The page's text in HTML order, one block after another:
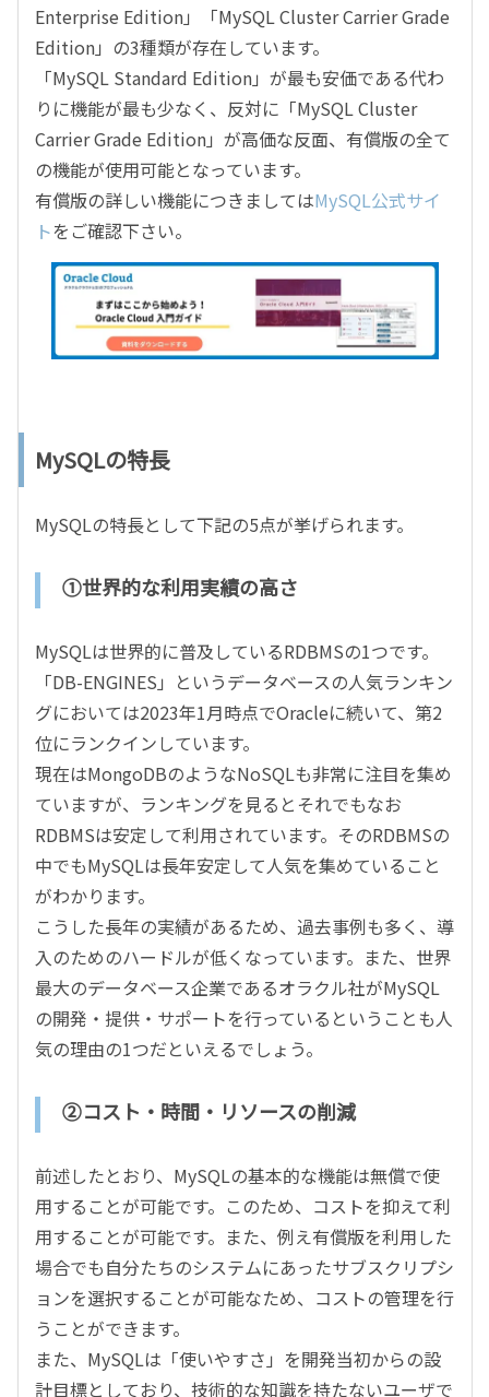
Enterprise Edition」「MySQL Cluster Carrier Grade
Edition」の3種類が存在しています。
「MySQL Standard Edition」が最も安価である代わ
りに機能が最も少なく、反対に「MySQL Cluster
Carrier Grade Edition」が高価な反面、有償版の全て
の機能が使用可能となっています。
有償版の詳しい機能につきましてはMySQL公式サイ
トをご確認下さい。
MySQLの特長
MySQLの特長として下記の5点が挙げられます。
①世界的な利用実績の高さ
MySQLは世界的に普及しているRDBMSの1つです。
「DB-ENGINES」というデータベースの人気ランキン
グにおいては2023年1月時点でOracleに続いて、第2
位にランクインしています。
現在はMongoDBのようなNoSQLも非常に注目を集め
ていますが、ランキングを見るとそれでもなお
RDBMSは安定して利用されています。そのRDBMSの
中でもMySQLは長年安定して人気を集めていること
がわかります。
こうした長年の実績があるため、過去事例も多く、導
入のためのハードルが低くなっています。また、世界
最大のデータベース企業であるオラクル社がMySQL
の開発・提供・サポートを行っているということも人
気の理由の1つだといえるでしょう。
②コスト・時間・リソースの削減
前述したとおり、MySQLの基本的な機能は無償で使
用することが可能です。このため、コストを抑えて利
用することが可能です。また、例え有償版を利用した
場合でも自分たちのシステムにあったサブスクリプシ
ョンを選択することが可能なため、コストの管理を行
うことができます。
また、MySQLは「使いやすさ」を開発当初からの設
計目標としており、技術的な知識を持たないユーザで